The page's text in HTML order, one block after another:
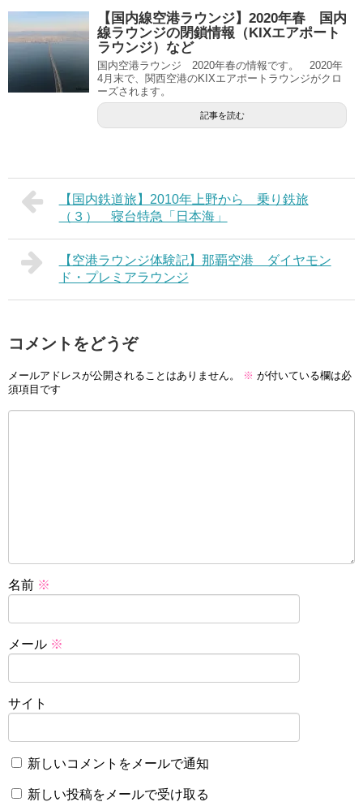
【国内線空港ラウンジ】2020年春 国内
線ラウンジの閉鎖情報（KIXエアポート
ラウンジ）など
国内空港ラウンジ 2020年春の情報です。 2020年
4月末で、関西空港のKIXエアポートラウンジがクロ
ーズされます。
記事を読む
【国内鉄道旅】2010年上野から 乗り鉄旅
（３） 寝台特急「日本海」
【空港ラウンジ体験記】那覇空港 ダイヤモン
ド・プレミアラウンジ
コメントをどうぞ
メールアドレスが公開されることはありません。 ※ が付いている欄は必
須項目です
名前 ※
メール ※
サイト
新しいコメントをメールで通知
新しい投稿をメールで受け取る